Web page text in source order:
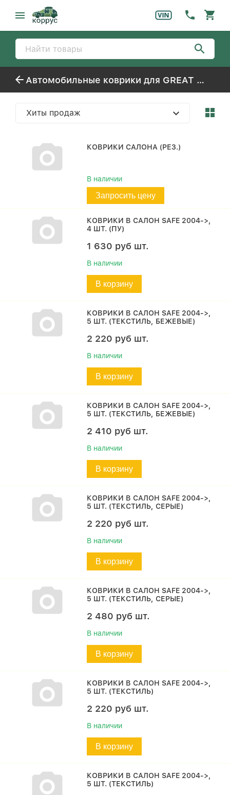
Автомобильные коврики для GREAT WALL / HAVAL SAFE/SUV
Хиты продаж
КОВРИКИ САЛОНА (РЕЗ.)
В наличии
Запросить цену
КОВРИКИ В САЛОН SAFE 2004->,
4 ШТ. (ПУ)
1 630 руб шт.
В наличии
В корзину
КОВРИКИ В САЛОН SAFE 2004->,
5 ШТ. (ТЕКСТИЛЬ, БЕЖЕВЫЕ)
2 220 руб шт.
В наличии
В корзину
КОВРИКИ В САЛОН SAFE 2004->,
5 ШТ. (ТЕКСТИЛЬ, БЕЖЕВЫЕ)
2 410 руб шт.
В наличии
В корзину
КОВРИКИ В САЛОН SAFE 2004->,
5 ШТ. (ТЕКСТИЛЬ, СЕРЫЕ)
2 220 руб шт.
В наличии
В корзину
КОВРИКИ В САЛОН SAFE 2004->,
5 ШТ. (ТЕКСТИЛЬ, СЕРЫЕ)
2 480 руб шт.
В наличии
В корзину
КОВРИКИ В САЛОН SAFE 2004->,
5 ШТ. (ТЕКСТИЛЬ)
2 220 руб шт.
В наличии
В корзину
КОВРИКИ В САЛОН SAFE 2004->,
5 ШТ. (ТЕКСТИЛЬ)